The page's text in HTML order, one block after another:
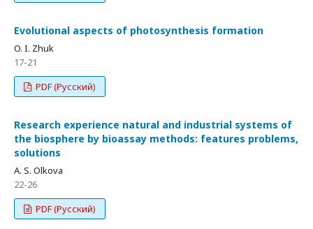
Evolutional aspects of photosynthesis formation
O. I. Zhuk
17-21
PDF (Русский)
Research experience natural and industrial systems of
the biosphere by bioassay methods: features problems,
solutions
A. S. Olkova
22-26
PDF (Русский)